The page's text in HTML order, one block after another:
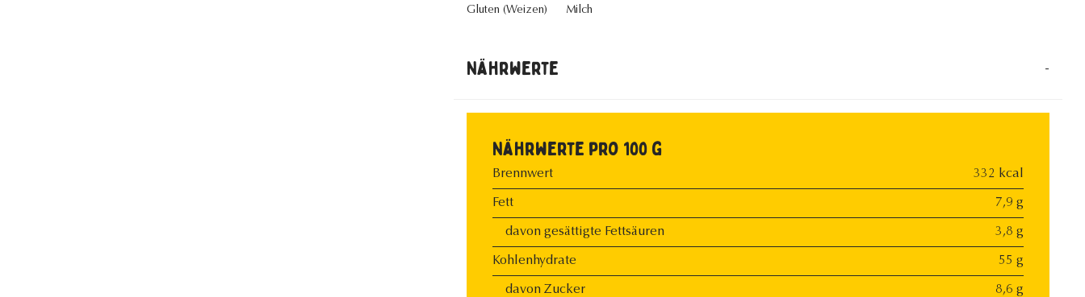
Gluten (Weizen) Milch
Nährwerte -
Nährwerte pro 100 g
Brennwert 332 kcal
Fett 7,9 g
davon gesättigte Fettsäuren 3,8 g
Kohlenhydrate 55 g
davon Zucker 8,6 g